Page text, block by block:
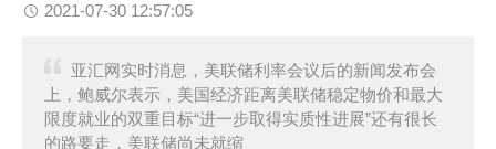
2021-07-30 12:57:05
亚汇网实时消息，美联储利率会议后的新闻发布会
上，鲍威尔表示，美国经济距离美联储稳定物价和最大
限度就业的双重目标“进一步取得实质性进展”还有很长
的路要走，美联储尚未就缩